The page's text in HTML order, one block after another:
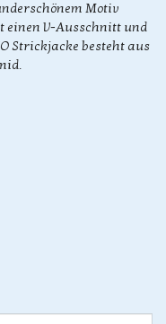
Motiv
einen V-Ausschnitt und
Strickjacke besteht aus